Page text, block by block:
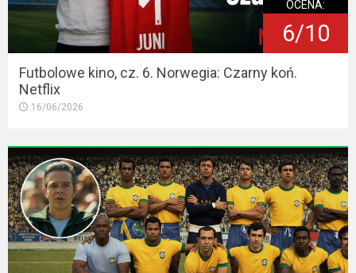
OCENA:
6/10
Futbolowe kino, cz. 6. Norwegia: Czarny koń.
Netflix
16/06/2026